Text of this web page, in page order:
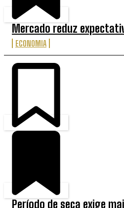
Mercado reduz
ECONOMIA
Período de seca exige